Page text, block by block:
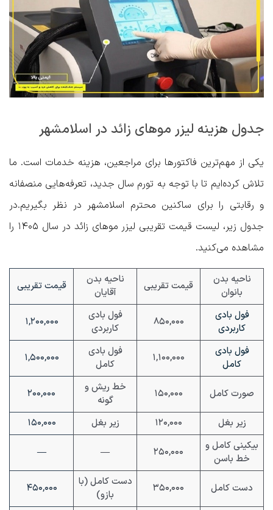
جدول هزینه لیزر موهای زائد در اسلامشهر
یکی از مهم‌ترین فاکتورها برای مراجعین، هزینه خدمات است. ما
تلاش کرده‌ایم تا با توجه به تورم سال جدید، تعرفه‌هایی منصفانه
و رقابتی را برای ساکنین محترم اسلامشهر در نظر بگیریم.در
جدول زیر، لیست قیمت تقریبی لیزر موهای زائد در سال ۱۴۰۵
را
مشاهده می‌کنید.
ناحیه بدن
بانوان
قیمت تقریبی
ناحیه بدن
آقایان
قیمت تقریبی
فول بادی
کاربردی
۸۵۰,۰۰۰
فول بادی
کاربردی
۱,۲۰۰,۰۰۰
فول بادی
کامل
۱,۱۰۰,۰۰۰
فول بادی
کامل
۱,۵۰۰,۰۰۰
صورت کامل ۱۵۰,۰۰۰
خط ریش و
گونه
۲۰۰,۰۰۰
زیر بغل ۱۲۰,۰۰۰ زیر بغل
۱۵۰,۰۰۰
بیکینی کامل و
خط باسن
۲۵۰,۰۰۰ —
—
دست کامل ۳۵۰,۰۰۰
دست کامل (با
بازو)
۴۵۰,۰۰۰